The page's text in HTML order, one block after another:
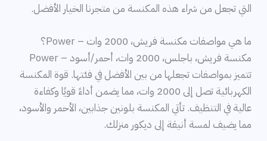
التي تجعل من شراء هذه المكنسة من متجرنا الخيار الأفضل.
ما هي مواصفات مكنسة فريش، 2000 وات – Power؟
مكنسة فريش، باجلس، 2000 وات، أحمر/أسود – Power
تتميز بمواصفات تجعلها من بين الأفضل في فئتها. قوة المكنسة
الكهربائية تصل إلى 2000 وات، مما يضمن أداءً قويًا وكفاءة
عالية في التنظيف. تأتي المكنسة بلونين جذابين، الأحمر والأسود،
مما يضيف لمسة أنيقة إلى ديكور منزلك.